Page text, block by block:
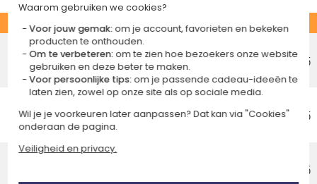
STANDAARD
Voordelig afhaalpunt
Geschatte afleverdatum
Vrijdag 14 augustus 2026
€ 5,75
Voordelig thuisbezorging
Geschatte afleverdatum
Maandag 17 augustus 2026
€ 6,95
Standaard thuisbezorging
€ 10,95
Waarom gebruiken we cookies?
Voor jouw gemak:om je account, favorieten en bekeken
producten te onthouden.
Om te verbeteren:om te zien hoe bezoekers onze website
gebruiken en deze beter te maken.
Voor persoonlijke tips:om je passende cadeau-ideeën te
laten zien, zowel op onze site als op sociale media.
Wil je je voorkeuren later aanpassen? Dat kan via "Cookies"
onderaan de pagina.
Veiligheid en privacy.